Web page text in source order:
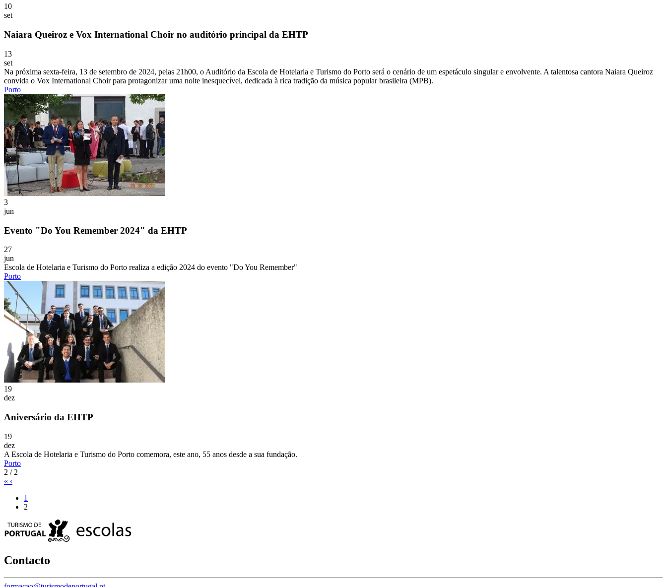
10
set
Naiara Queiroz e Vox International Choir no auditório principal da EHTP
13
set
Na próxima sexta-feira, 13 de setembro de 2024, pelas 21h00, o Auditório da Escola de Hotelaria e Turismo do Porto será o cenário de um espetáculo singular e envolvente. A talentosa cantora Naiara Queiroz
convida o Vox International Choir para protagonizar uma noite inesquecível, dedicada à rica tradição da música popular brasileira (MPB).
Porto
3
jun
Evento "Do You Remember 2024" da EHTP
27
jun
Escola de Hotelaria e Turismo do Porto realiza a edição 2024 do evento "Do You Remember"
Porto
19
dez
Aniversário da EHTP
19
dez
A Escola de Hotelaria e Turismo do Porto comemora, este ano, 55 anos desde a sua fundação.
Porto
2 / 2
« ‹
1
2
Contacto